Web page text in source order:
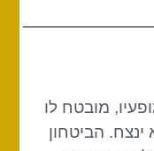
מובטח לו
הביטחון